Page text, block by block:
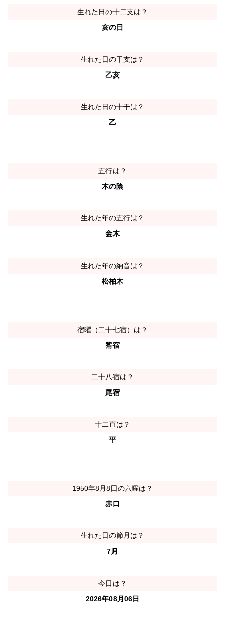
生れた日の十二支は？
亥の日
生れた日の干支は？
乙亥
生れた日の十干は？
乙
五行は？
木の陰
生れた年の五行は？
金木
生れた年の納音は？
松柏木
宿曜（二十七宿）は？
觜宿
二十八宿は？
尾宿
十二直は？
平
1950年8月8日の六曜は？
赤口
生れた日の節月は？
7月
今日は？
2026年08月06日